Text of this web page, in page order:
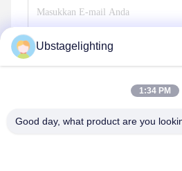
Kirim
Ubstagelighting
1:34 PM
Good day, what product are you